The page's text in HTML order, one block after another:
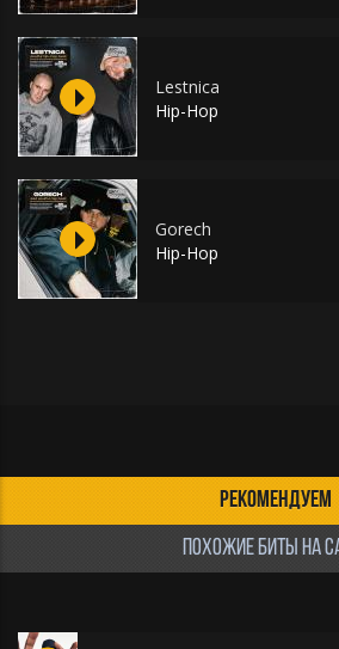
Lestnica
Hip-Hop
Gorech
Hip-Hop
РЕКОМЕНДУЕМ
ПОХОЖИЕ БИТЫ НА